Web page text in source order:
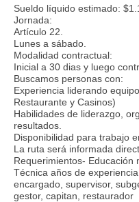
Sueldo líquido estimado:
Jornada:
Artículo 22.
Lunes a sábado.
Modalidad contractual:
Inicial a 30 dias y luego
Buscamos personas con:
Experiencia liderando
Restaurante y Casinos)
Habilidades de liderazgo,
resultados.
Disponibilidad para trabajo
La ruta será informada
Requerimientos- Educación
Técnica años de
encargado, supervisor,
gestor, capitan, restaurador